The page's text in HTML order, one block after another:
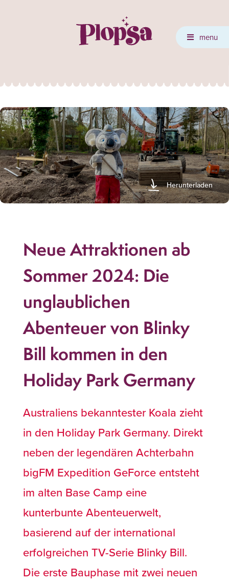
menu
Herunterladen
Neue Attraktionen ab
Sommer 2024: Die
unglaublichen
Abenteuer von Blinky
Bill kommen in den
Holiday Park Germany
Australiens bekanntester Koala zieht
in den Holiday Park Germany. Direkt
neben der legendären Achterbahn
bigFM Expedition GeForce entsteht
im alten Base Camp eine
kunterbunte Abenteuerwelt,
basierend auf der international
erfolgreichen TV-Serie Blinky Bill.
Die erste Bauphase mit zwei neuen